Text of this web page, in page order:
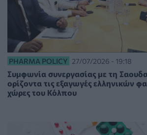
PHARMA POLICY 27/07/2026 - 19:18
Συμφωνία συνεργασίας με τη
ορίζοντα τις εξαγωγές ελληνικών
χώρες του Κόλπου